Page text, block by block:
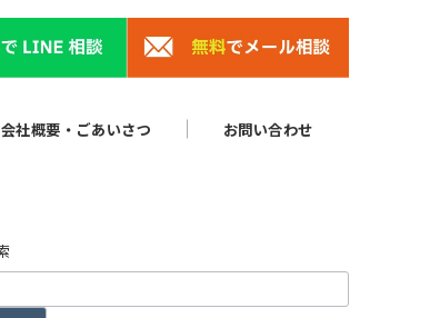
会社概要・ごあいさつ お問い合わせ